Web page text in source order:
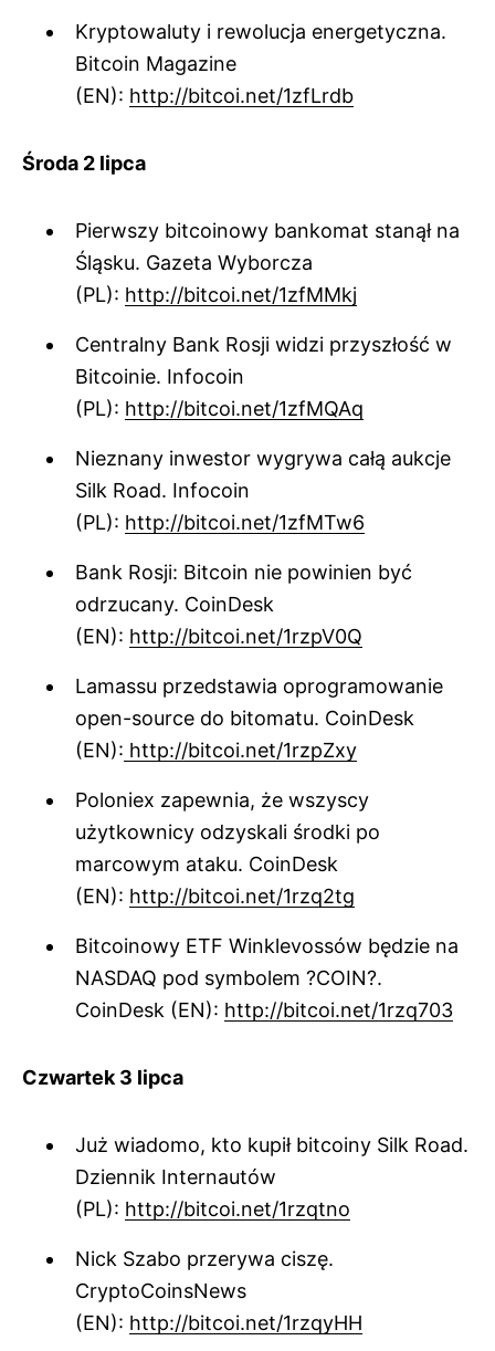
Kryptowaluty i rewolucja energetyczna.
Bitcoin Magazine
(EN): http://bitcoi.net/1zfLrdb
Środa 2 lipca
Pierwszy bitcoinowy bankomat stanął na
Śląsku. Gazeta Wyborcza
(PL): http://bitcoi.net/1zfMMkj
Centralny Bank Rosji widzi przyszłość w
Bitcoinie. Infocoin
(PL): http://bitcoi.net/1zfMQAq
Nieznany inwestor wygrywa całą aukcje
Silk Road. Infocoin
(PL): http://bitcoi.net/1zfMTw6
Bank Rosji: Bitcoin nie powinien być
odrzucany. CoinDesk
(EN): http://bitcoi.net/1rzpV0Q
Lamassu przedstawia oprogramowanie
open-source do bitomatu. CoinDesk
(EN): http://bitcoi.net/1rzpZxy
Poloniex zapewnia, że wszyscy
użytkownicy odzyskali środki po
marcowym ataku. CoinDesk
(EN): http://bitcoi.net/1rzq2tg
Bitcoinowy ETF Winklevossów będzie na
NASDAQ pod symbolem ?COIN?.
CoinDesk (EN): http://bitcoi.net/1rzq703
Czwartek 3 lipca
Już wiadomo, kto kupił bitcoiny Silk Road.
Dziennik Internautów
(PL): http://bitcoi.net/1rzqtno
Nick Szabo przerywa ciszę.
CryptoCoinsNews
(EN): http://bitcoi.net/1rzqyHH